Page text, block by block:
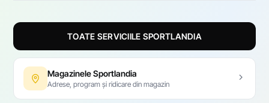
TOATE SERVICIILE SPORTLANDIA
Magazinele Sportlandia
Adrese, program și ridicare din magazin